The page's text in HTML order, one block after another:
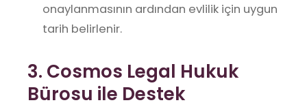
onaylanmasının ardından evlilik için uygun
tarih belirlenir.
3. Cosmos Legal Hukuk
Bürosu ile Destek